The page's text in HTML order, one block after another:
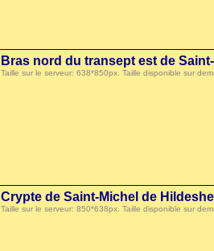
Bras nord du transept est de
Taille sur le serveur: 638*850px. Taille disponible sur
Crypte de Saint-Michel de
Taille sur le serveur: 850*638px. Taille disponible sur